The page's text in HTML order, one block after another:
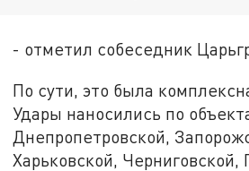
- отметил собеседник
По сути, это была
Удары наносились по
Днепропетровской,
Харьковской, Черниговской,